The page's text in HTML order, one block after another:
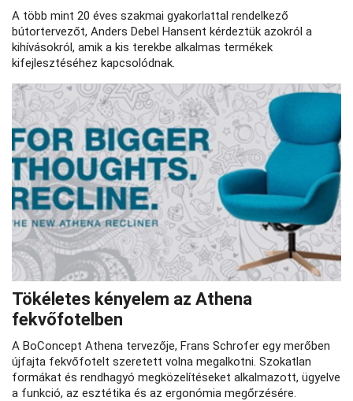
A több mint 20 éves szakmai gyakorlattal rendelkező
bútortervezőt, Anders Debel Hansent kérdeztük azokról a
kihívásokról, amik a kis terekbe alkalmas termékek
kifejlesztéséhez kapcsolódnak.
Tökéletes kényelem az Athena
fekvőfotelben
A BoConcept Athena tervezője, Frans Schrofer egy merőben
újfajta fekvőfotelt szeretett volna megalkotni. Szokatlan
formákat és rendhagyó megközelítéseket alkalmazott, ügyelve
a funkció, az esztétika és az ergonómia megőrzésére.